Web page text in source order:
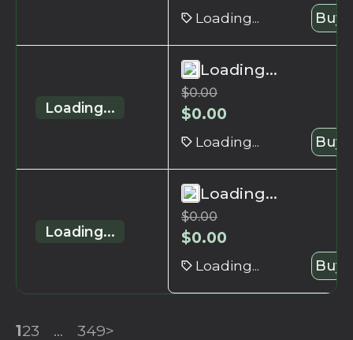
Loading... Buy
Loading...
Loading...
$0.00
$0.00
Loading... Buy
Loading...
Loading...
$0.00
$0.00
Loading... Buy
123 ... 349>